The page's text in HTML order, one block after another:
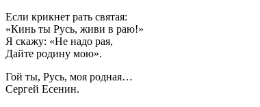
Если крикнет рать святая:
«Кинь ты Русь, живи в раю!»
Я скажу: «Не надо рая,
Дайте родину мою».
Гой ты, Русь, моя родная…
Сергей Есенин.